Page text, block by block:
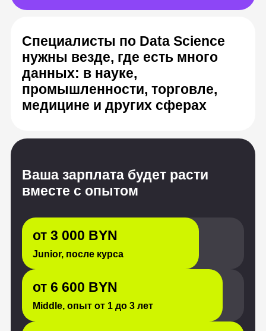
Ваша зарплата будет расти
вместе с опытом
от 3 000 BYN
от 10 200 BYN
Источник: «Хабр Карьера», HeadHunter
Нейросети —